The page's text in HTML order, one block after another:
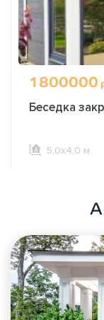
1800000
Беседка
5,0х4,0 м.